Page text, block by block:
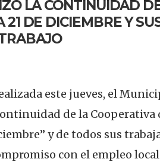
LA CONTINUIDAD
21 DE DICIEMBRE Y
este jueves, el
de la Cooperativa
y de todos sus
con el empleo